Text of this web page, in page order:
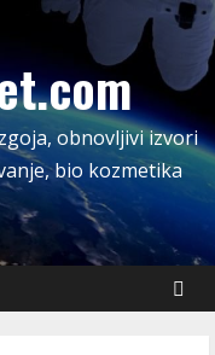
obnovljivi izvori
bio kozmetika